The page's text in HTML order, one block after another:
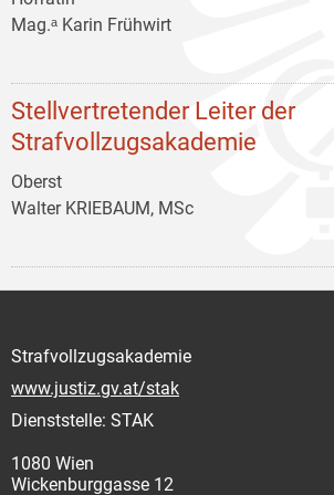
Mag.ᵃ Karin Frühwirt
Stellvertretender Leiter der
Strafvollzugsakademie
Oberst
Walter KRIEBAUM, MSc
Strafvollzugsakademie
www.justiz.gv.at/stak
Dienststelle: STAK
1080 Wien
Wickenburggasse 12